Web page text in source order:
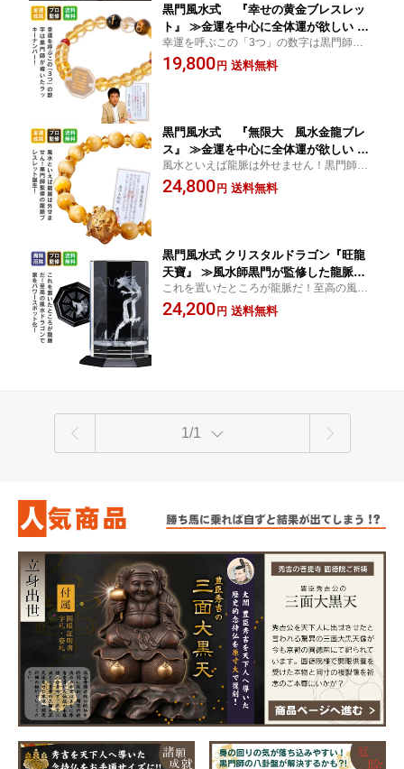
黒門風水式 『幸せの黄金ブレスレッ
ト』 ≫金運を中心に全体運が欲しい 黒
門風水が解き明かす3つの数字の秘密と
は？
幸運を呼ぶこの「3つ」の数字は黒門師が導
いたラッキーナンバー！黒門風水が解き明
かす3つの数字の秘密とは？
19,800 円 送料無料
黒門風水式 『無限大 風水金龍ブレ
ス』 ≫金運を中心に全体運が欲しい 風
水龍の力強い運気好転パワーに黒門師が
着目したワケとは？
風水といえば龍脈は外せません！黒門師監
修の龍脈ブレスレット誕生！風水龍の力強
い運気好転パワーに黒門師が着目したワケ
24,800 円 送料無料
黒門風水式 クリスタルドラゴン『旺龍
天寶』 ≫風水師黒門が監修した龍脈パ
ワースポットを家の中に生み出すための
特別なアイテム 黒門風水の極意がその
これを置いたところが龍脈だ！至高の風水
ドラゴンで家をパワースポット化！黒門風
水の極意がそのまま形になったような風水
24,200 円 送料無料
1/1